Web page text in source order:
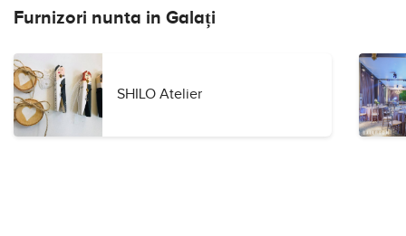
Furnizori nunta in Galați
SHILO Atelier